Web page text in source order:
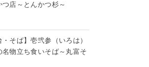
つ店～とんかつ杉～
・そば】壱弐参（いろは）
名物立ち食いそば～丸富そ